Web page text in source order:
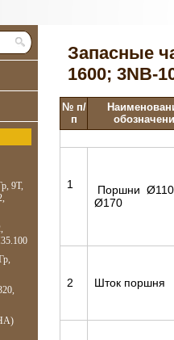
9Т,
Запасные
1600; 3NB-
№ п/
п
1
Поршни
Ø170
2 Шток поршня